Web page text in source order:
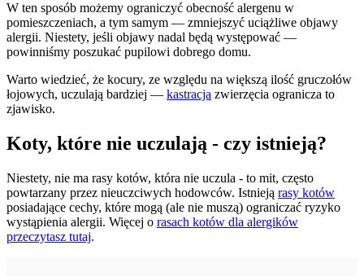
W ten sposób możemy ograniczyć obecność alergenu w
pomieszczeniach, a tym samym — zmniejszyć uciążliwe objawy
alergii. Niestety, jeśli objawy nadal będą występować —
powinniśmy poszukać pupilowi dobrego domu.
Warto wiedzieć, że kocury, ze względu na większą ilość gruczołów
łojowych, uczulają bardziej — kastracja zwierzęcia ogranicza to
zjawisko.
Koty, które nie uczulają - czy istnieją?
Niestety, nie ma rasy kotów, która nie uczula - to mit, często
powtarzany przez nieuczciwych hodowców. Istnieją rasy kotów
posiadające cechy, które mogą (ale nie muszą) ograniczać ryzyko
wystąpienia alergii. Więcej o rasach kotów dla alergików
przeczytasz tutaj.